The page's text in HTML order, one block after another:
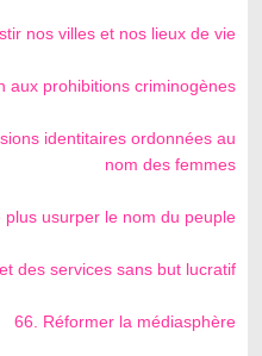
nos villes et nos lieux de vie
aux prohibitions criminogènes
identitaires ordonnées au
nom des femmes
plus usurper le nom du peuple
des services sans but lucratif
66. Réformer la médiasphère